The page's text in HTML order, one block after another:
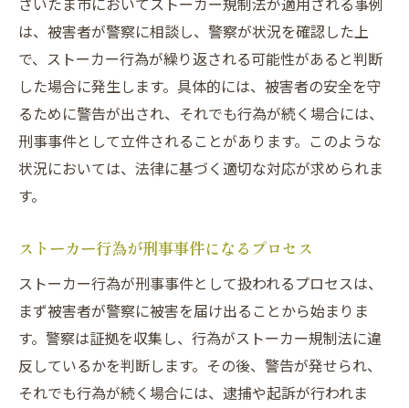
は、被害者が警察に相談し、警察が状況を確認した上
で、ストーカー行為が繰り返される可能性があると判断
した場合に発生します。具体的には、被害者の安全を守
るために警告が出され、それでも行為が続く場合には、
刑事事件として立件されることがあります。このような
状況においては、法律に基づく適切な対応が求められま
す。
ストーカー行為が刑事事件になるプロセス
ストーカー行為が刑事事件として扱われるプロセスは、
まず被害者が警察に被害を届け出ることから始まりま
す。警察は証拠を収集し、行為がストーカー規制法に違
反しているかを判断します。その後、警告が発せられ、
それでも行為が続く場合には、逮捕や起訴が行われま